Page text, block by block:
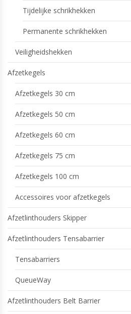
Tijdelijke schrikhekken
Permanente schrikhekken
Veiligheidshekken
Afzetkegels
Afzetkegels 30 cm
Afzetkegels 50 cm
Afzetkegels 60 cm
Afzetkegels 75 cm
Afzetkegels 100 cm
Accessoires voor afzetkegels
Afzetlinthouders Skipper
Afzetlinthouders Tensabarrier
Tensabarriers
QueueWay
Afzetlinthouders Belt Barrier